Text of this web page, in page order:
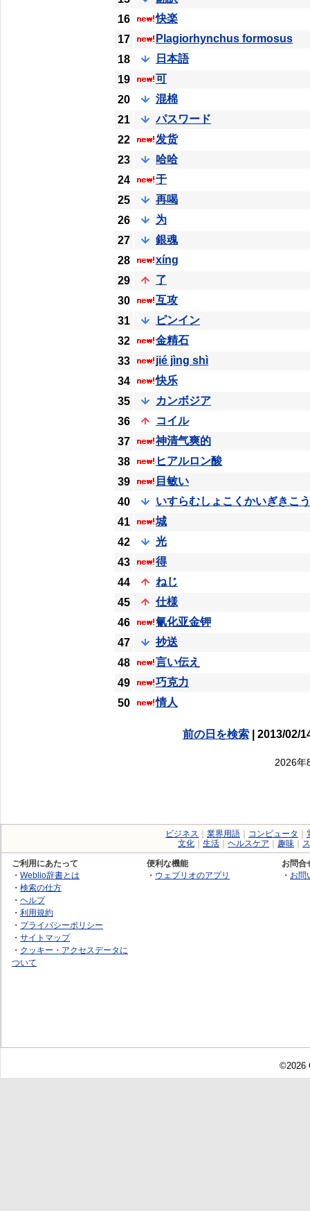
16
快楽
17
Plagiorhynchus formosus
18
日本語
19
可
20
混棉
21
パスワード
22
发货
23
哈哈
24
于
25
再喝
26
为
27
銀魂
28
xíng
29
了
30
互攻
31
ピンイン
32
金精石
33
jié jìng shì
34
快乐
35
カンボジア
36
コイル
37
神清气爽的
38
ヒアルロン酸
39
目敏い
40
いすらむしょこくかいぎきこう
41
城
42
光
43
得
44
ねじ
45
仕様
46
氰化亚金钾
47
抄送
48
言い伝え
49
巧克力
50
情人
前の日を検索| 2013/02/
2026年
ビジネス 業界用語 コンピュータ
文化
生活 ヘルスケア 趣味
ご利用にあたって
・ Weblio辞書とは
・ 検索の仕方
・ ヘルプ
・ 利用規約
・ プライバシーポリシー
・ サイトマップ
・ クッキー・アクセスデータに
ついて
便利な機能
・ ウェブリオのアプリ
お問合
・ お問
©2026